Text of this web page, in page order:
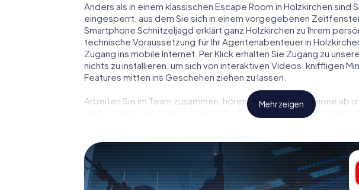
Anders als in einem klassischen Escape Room in Holzkirchen sind
eingesperrt, aus dem Sie sich in einem vorgegebenen
Smartphone Schnitzeljagd erklärt ganz Holzkirchen zu Ihrem
technische Voraussetzung für Ihr Agentenabenteuer in
Zugang ins mobile Internet. Per Klick erhalten Sie Zugang zu
nichts zu installieren, um sich von interaktiven Videos, kniffligen
Features mitten ins Geschehen ziehen zu lassen.
Arbeiten Sie im Team zusammen, hören Sie feindliche Spione ab
Verbindungspersonen auf Ihre Seite. Bei diesem Escape Game in
Team im Highscore von Holzkirchen und erhalten Zugang zu Ihrer
Bildergalerie. Das myCityHunt Escape Game macht Holzkirchen zu
Erlebnisspielplatz. Holen Sie sich Ihre Tickets in die Welt der
verwandeln Sie Holzkirchen in einen Outdoor Escape Room!
Mehr zeigen